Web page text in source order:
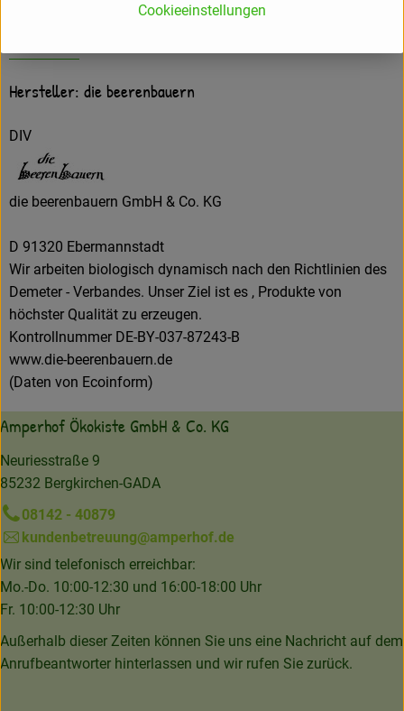
Hersteller: die beerenbauern
DIV
die beerenbauern GmbH & Co. KG
D 91320 Ebermannstadt
Wir arbeiten biologisch dynamisch nach den Richtlinien des
Demeter - Verbandes. Unser Ziel ist es , Produkte von
höchster Qualität zu erzeugen.
Kontrollnummer DE-BY-037-87243-B
www.die-beerenbauern.de
(Daten von Ecoinform)
Amperhof Ökokiste GmbH & Co. KG
Neuriesstraße 9
85232 Bergkirchen-GADA
08142 - 40879
kundenbetreuung@amperhof.de
Wir sind telefonisch erreichbar:
Mo.-Do. 10:00-12:30 und 16:00-18:00 Uhr
Fr. 10:00-12:30 Uhr
Außerhalb dieser Zeiten können Sie uns eine Nachricht auf dem
Anrufbeantworter hinterlassen und wir rufen Sie zurück.
Cookieeinstellungen